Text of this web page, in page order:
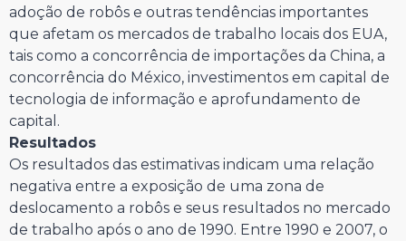
adoção de robôs e outras tendências importantes
que afetam os mercados de trabalho locais dos EUA,
tais como a concorrência de importações da China, a
concorrência do México, investimentos em capital de
tecnologia de informação e aprofundamento de
capital.
Resultados
Os resultados das estimativas indicam uma relação
negativa entre a exposição de uma zona de
deslocamento a robôs e seus resultados no mercado
de trabalho após o ano de 1990. Entre 1990 e 2007, o